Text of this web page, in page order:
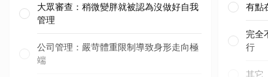
大眾審查：稍微變胖就被認為沒做好自我
管理
公司管理：嚴苛體重限制導致身形走向極
端
有點
完全
行
其它